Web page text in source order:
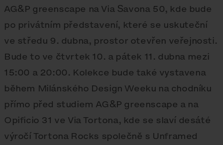
AG&P greenscape na Via Savona 50, kde bude
po privátním představení, které se uskuteční
ve středu 9. dubna, prostor otevřen veřejnosti.
Bude to ve čtvrtek 10. a pátek 11. dubna mezi
15:00 a 20:00. Kolekce bude také vystavena
během Milánského Design Weeku na chodníku
přímo před studiem AG&P greenscape a na
Opificio 31 ve Via Tortona, kde se slaví desáté
výročí Tortona Rocks společně s Unframed